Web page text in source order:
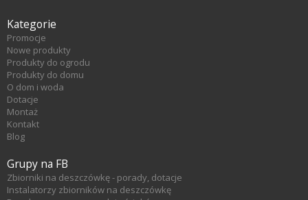
Kategorie
Promocje
Nowe produkty
Produkty do ogrodu
Produkty do domu
O dom i woda
Dotacje
Montaż
Kontakt
Blog
Grupy na FB
Zbiorniki na deszczówkę - porady, dotacje
Instalatorzy zbiorników na deszczówkę